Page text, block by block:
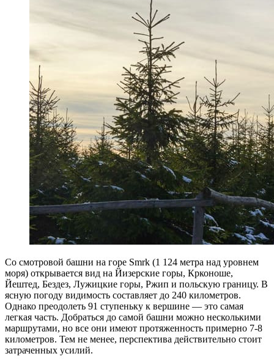
Со смотровой башни на горе Smrk (1 124 метра над уровнем
моря) открывается вид на Йизерские горы, Крконоше,
Йештед, Бездез, Лужицкие горы, Ржип и польскую границу. В
ясную погоду видимость составляет до 240 километров.
Однако преодолеть 91 ступеньку к вершине — это самая
легкая часть. Добраться до самой башни можно несколькими
маршрутами, но все они имеют протяженность примерно 7-8
километров. Тем не менее, перспектива действительно стоит
затраченных усилий.